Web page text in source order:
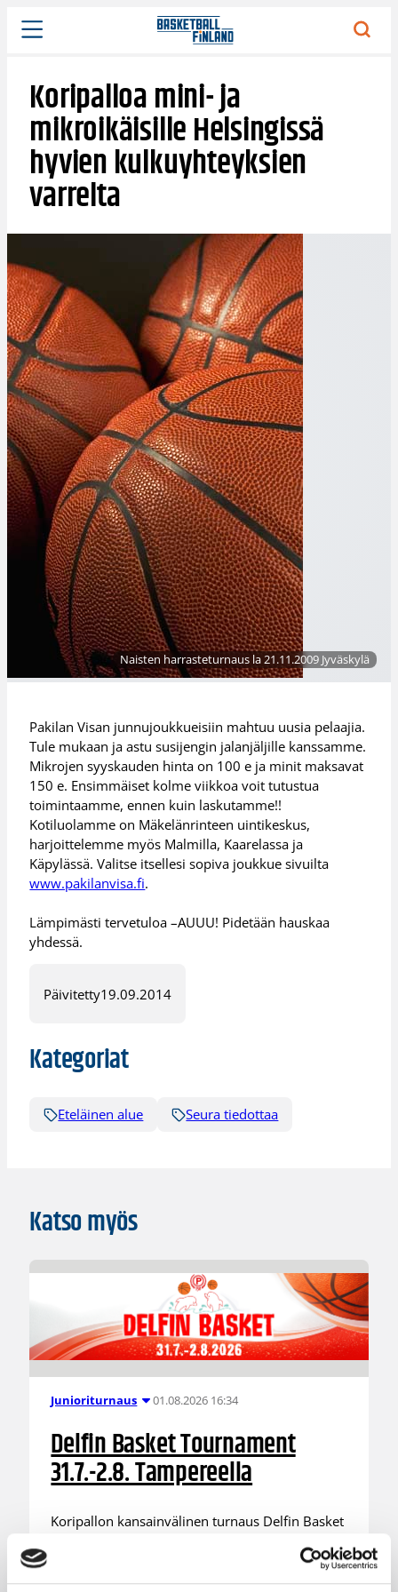
Siirry
sisältöön
Koripalloa mini- ja
mikroikäisille Helsingissä
hyvien kulkuyhteyksien
varrelta
Naisten harrasteturnaus la 21.11.2009 Jyväskylä
Pakilan Visan junnujoukkueisiin mahtuu uusia pelaajia.
Tule mukaan ja astu susijengin jalanjäljille kanssamme.
Mikrojen syyskauden hinta on 100 e ja minit maksavat
150 e. Ensimmäiset kolme viikkoa voit tutustua
toimintaamme, ennen kuin laskutamme!!
Kotiluolamme on Mäkelänrinteen uintikeskus,
harjoittelemme myös Malmilla, Kaarelassa ja
Käpylässä. Valitse itsellesi sopiva joukkue sivuilta
www.pakilanvisa.fi.
Lämpimästi tervetuloa –AUUU! Pidetään hauskaa
yhdessä.
Päivitetty19.09.2014
Kategoriat
Eteläinen alue Seura tiedottaa
Katso myös
Junioriturnaus 01.08.2026 16:34
Delfin Basket Tournament
31.7.-2.8. Tampereella
Koripallon kansainvälinen turnaus Delfin Basket
Järjestyksessään 39. turnaus kerää yhteen 200
joukkuetta ja tuhansia koripallon ystäviä niin